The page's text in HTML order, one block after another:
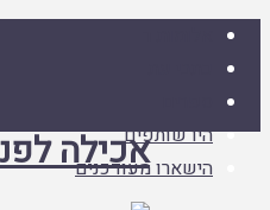
היו שותפים
הישארו מעודכנים
אכילה